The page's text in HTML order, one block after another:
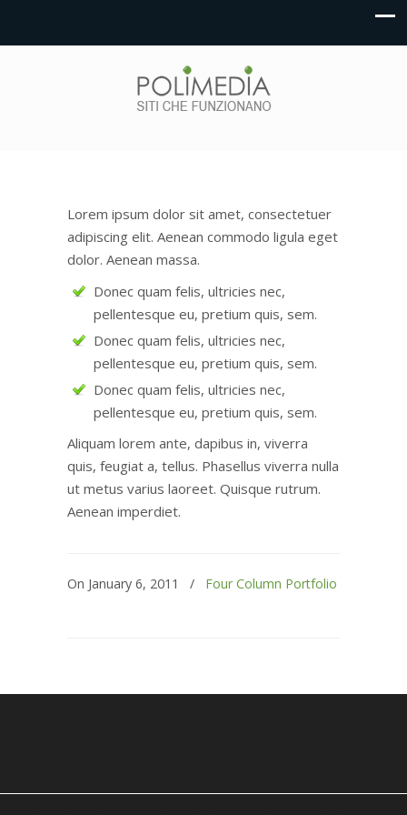
Lorem ipsum dolor sit amet, consectetuer
adipiscing elit. Aenean commodo ligula eget
dolor. Aenean massa.
Donec quam felis, ultricies nec,
pellentesque eu, pretium quis, sem.
Donec quam felis, ultricies nec,
pellentesque eu, pretium quis, sem.
Donec quam felis, ultricies nec,
pellentesque eu, pretium quis, sem.
Aliquam lorem ante, dapibus in, viverra
quis, feugiat a, tellus. Phasellus viverra nulla
ut metus varius laoreet. Quisque rutrum.
Aenean imperdiet.
On January 6, 2011 / Four Column Portfolio